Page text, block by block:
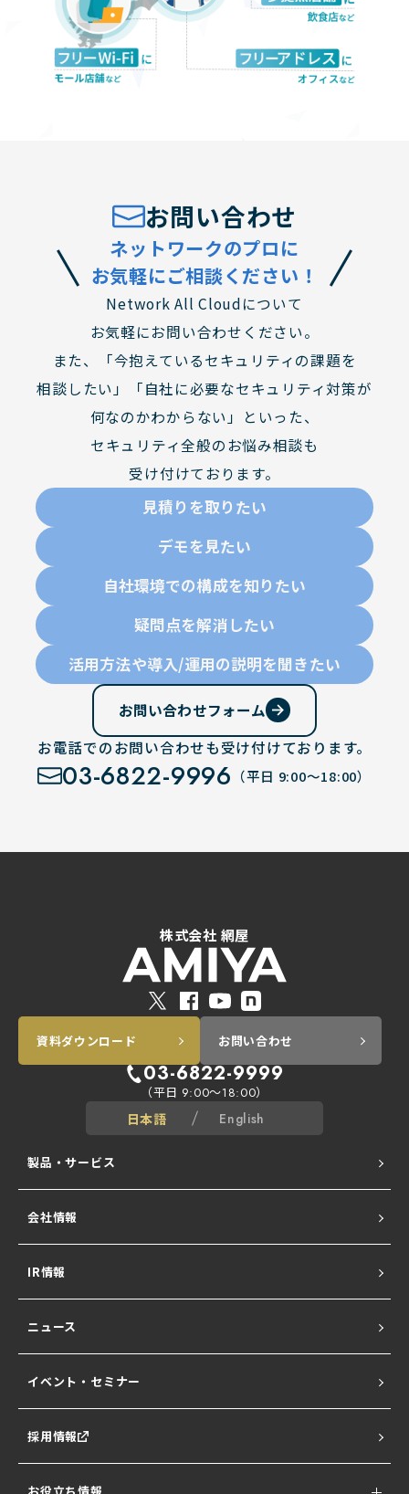
お
問
い
合
わ
せ
お問い合わせ
ネットワークのプロに
お気軽にご相談ください！
Network All Cloudについて
お気軽にお問い合わせください。
また、「今抱えているセキュリティの課題を
相談したい」「自社に必要なセキュリティ対策が
何なのかわからない」といった、
セキュリティ全般のお悩み相談も
受け付けております。
見積りを取りたい
デモを見たい
自社環境での構成を知りたい
疑問点を解消したい
活用方法や導入/運用の説明を聞きたい
お問い合わせフォーム
お電話でのお問い合わせも受け付けております。
03-6822-9996 （平日 9:00～18:00）
株式会社 網屋
資料ダウンロード お問い合わせ
03-6822-9999
（平日 9:00～18:00）
日本語 English
製品・サービス
ALogシリーズ
Network All Cloud
Ubiquiti UniFi
NATURE SERIES
セキュサポ
会社情報
IR情報
ニュース
イベント・セミナー
採用情報